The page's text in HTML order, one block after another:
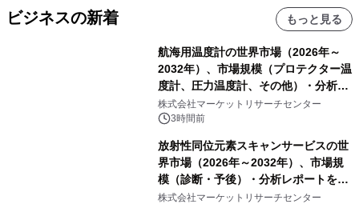
ビジネスの新着 もっと見る
航海用温度計の世界市場（2026年～
2032年）、市場規模（プロテクター温
度計、圧力温度計、その他）・分析レ
ポートを発表
株式会社マーケットリサーチセンター
3時間前
放射性同位元素スキャンサービスの世
界市場（2026年～2032年）、市場規
模（診断・予後）・分析レポートを発
表
株式会社マーケットリサーチセンター